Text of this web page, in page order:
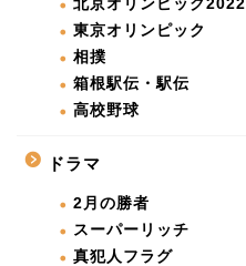
北京オリンピック2022
東京オリンピック
相撲
箱根駅伝・駅伝
高校野球
ドラマ
2月の勝者
スーパーリッチ
真犯人フラグ